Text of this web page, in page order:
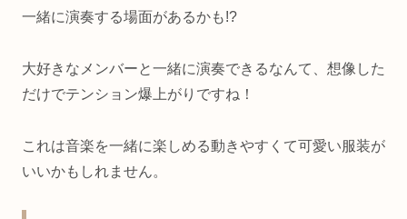
一緒に演奏する場面があるかも!?
大好きなメンバーと一緒に演奏できるなんて、想像した
だけでテンション爆上がりですね！
これは音楽を一緒に楽しめる動きやすくて可愛い服装が
いいかもしれません。